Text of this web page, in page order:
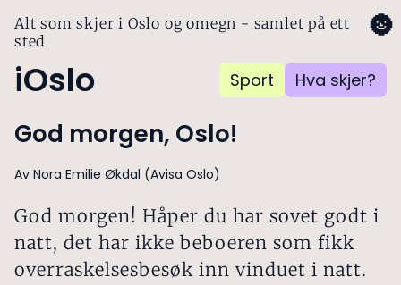
Alt som skjer i Oslo og omegn - samlet på ett
sted
iOslo Sport Hva skjer?
🌚
God morgen, Oslo!
Av Nora Emilie Økdal (Avisa Oslo)
God morgen! Håper du har sovet godt i
natt, det har ikke beboeren som fikk
overraskelsesbesøk inn vinduet i natt.